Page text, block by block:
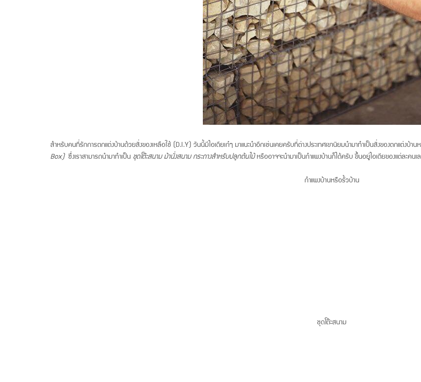
สำหรับคนที่รักการตกแต่งบ้านด้วยสิ่งของเหลือใช้ (D.I.Y) วันนี้มีไอเดียเก๋ๆ มาแนะนำอีกเช่นเคยครับที่ต่างประเทศเขานิยมนำมาทำเป็นสิ่งของตกแต่งบ้า
Box) ซึ่งเราสามารถนำมาทำเป็น ชุดโต๊ะสนาม ม้านั่งสนาม กระถางสำหรับปลูกต้นไม้หรืออาจจะนำมาเป็นกำแพงบ้านก็ได้ครับ ขึ้นอยู่ไอเดียของแต่ละคนเ
กำแพงบ้านหรือรั้วบ้าน
ชุดโต๊ะสนาม